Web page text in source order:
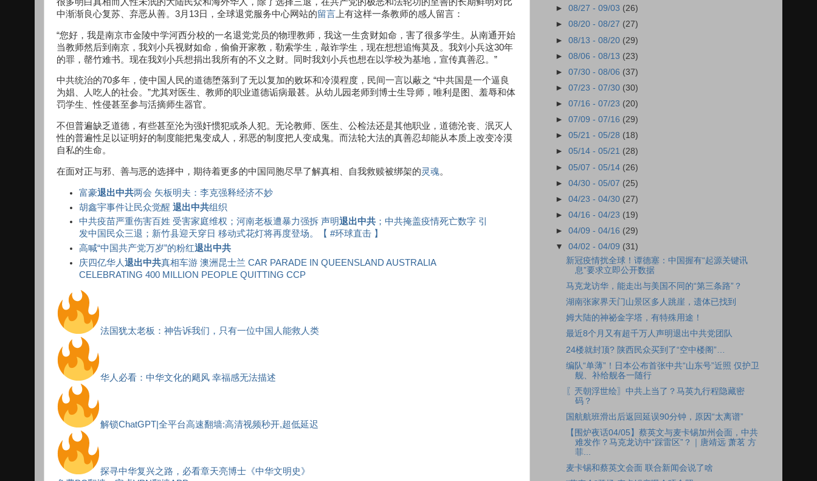
中渐渐良心复苏、弃恶从善。3月13日，全球退党服务中心网站的留言 上有这样一条教师的感人留言：
“您好，我是南京市金陵中学河西分校的一名退党党员的物理教师，我这一生贪财如命，害了很多学生。从南通开始
当教师然后到南京，我刘小兵视财如命，偷偷开家教，勒索学生，敲诈学生，现在想想追悔莫及。我刘小兵这30年
的罪，罄竹难书。现在我刘小兵想捐出我所有的不义之财。同时我刘小兵也想在以学校为基地，宣传真善忍。”
中共统治的70多年，使中国人民的道德堕落到了无以复加的败坏和冷漠程度，民间一言以蔽之 “中共国是一个逼良
为娼、人吃人的社会。”尤其对医生、教师的职业道德诟病最甚。从幼儿园老师到博士生导师，唯利是图、羞辱和体
罚学生、性侵甚至参与活摘师生器官。
不但普遍缺乏道德，有些甚至沦为强奸惯犯或杀人犯。无论教师、医生、公检法还是其他职业，道德沦丧、泯灭人
性的普遍性足以证明好的制度能把鬼变成人，邪恶的制度把人变成鬼。而法轮大法的真善忍却能从本质上改变冷漠
自私的生命。
在面对正与邪、善与恶的选择中，期待着更多的中国同胞尽早了解真相、自我救赎被绑架的灵魂。
富豪退出中共两会 矢板明夫：李克强释经济不妙
胡鑫宇事件让民众觉醒退出中共组织
中共疫苗严重伤害百姓 受害家庭维权；河南老板遭暴力强拆 声明退出中共 ；中共掩盖疫情死亡数字 引
发中国民众三退；新竹县迎天穿日 移动式花灯将再度登场。【 #环球直击 】
高喊“中国共产党万岁”的粉红退出中共
庆四亿华人退出中共真相车游 澳洲昆士兰 CAR PARADE IN QUEENSLAND AUSTRALIA
CELEBRATING 400 MILLION PEOPLE QUITTING CCP
法国犹太老板：神告诉我们，只有一位中国人能救人类
华人必看：中华文化的飓风 幸福感无法描述
解锁ChatGPT|全平台高速翻墙:高清视频秒开,超低延迟
探寻中华复兴之路，必看章天亮博士《中华文明史》
►08/27 - 09/03 (26)
►08/20 - 08/27 (27)
►08/13 - 08/20 (29)
►08/06 - 08/13 (23)
►07/30 - 08/06 (37)
►07/23 - 07/30 (30)
►07/16 - 07/23 (20)
►07/09 - 07/16 (29)
►05/21 - 05/28 (18)
►05/14 - 05/21 (28)
►05/07 - 05/14 (26)
►04/30 - 05/07 (25)
►04/23 - 04/30 (27)
►04/16 - 04/23 (19)
►04/09 - 04/16 (29)
▼04/02 - 04/09 (31)
新冠疫情扰全球！谭德塞：中国握有“起源关键讯
息”要求立即公开数据
马克龙访华，能走出与美国不同的“第三条路”？
湖南张家界天门山景区多人跳崖，遗体已找到
姆大陆的神祕金字塔，有特殊用途！
最近8个月又有超千万人声明退出中共党团队
24楼就封顶? 陕西民众买到了“空中楼阁”…
编队“单薄”！日本公布首张中共“山东号”近照 仅护卫
舰、补给舰各一随行
〖兲朝浮世绘〗中共上当了？马英九行程隐藏密
码？
国航航班滑出后返回延误90分钟，原因“太离谱”
【围炉夜话04/05】蔡英文与麦卡锡加州会面，中共
难发作？马克龙访中“踩雷区”？｜唐靖远 萧茗 方
菲...
麦卡锡和蔡英文会面 联合新闻会说了啥